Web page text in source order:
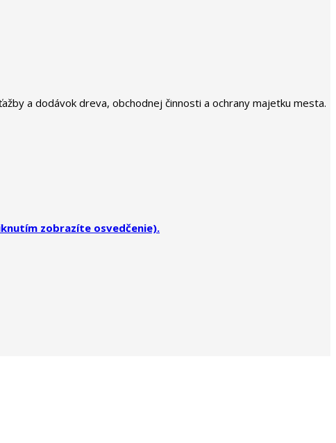
a dodávok dreva, obchodnej činnosti a ochrany majetku mesta.
zobrazíte osvedčenie).